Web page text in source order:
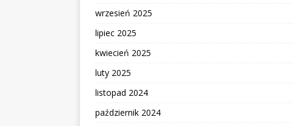
wrzesień 2025
lipiec 2025
kwiecień 2025
luty 2025
listopad 2024
październik 2024